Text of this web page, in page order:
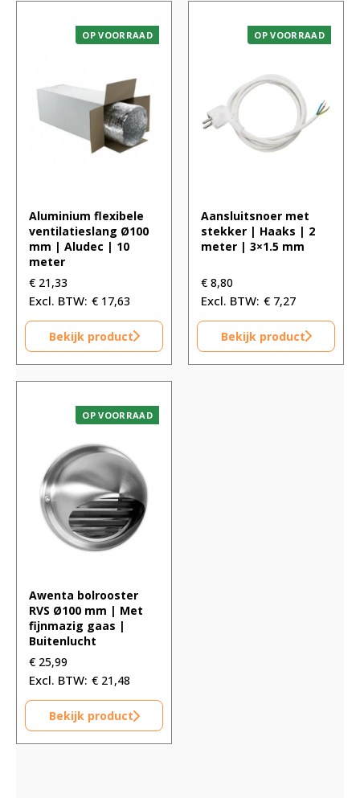
OP VOORRAAD
Aluminium flexibele
ventilatieslang Ø100
mm | Aludec | 10
meter
€ 21,33
€ 17,63
Bekijk product
OP VOORRAAD
Aansluitsnoer met
stekker | Haaks | 2
meter | 3×1.5 mm
€ 8,80
€ 7,27
Bekijk product
OP VOORRAAD
Awenta bolrooster
RVS Ø100 mm | Met
fijnmazig gaas |
Buitenlucht
€ 25,99
€ 21,48
Bekijk product